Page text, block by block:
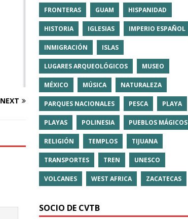
NEXT
FRONTERAS GUAM HISPANIDAD
HISTORIA IGLESIAS IMPERIO ESPAÑOL
INMIGRACIÓN ISLAS
LUGARES ARQUEOLÓGICOS MUSEO
MÉXICO MÚSICA NATURALEZA
PARQUES NACIONALES PESCA PLAYA
PLAYAS POLINESIA PUEBLOS MÁGICOS
RELIGIÓN TEMPLOS TIJUANA
TRANSPORTES TREN UNESCO
VOLCANES WEST AFRICA ZACATECAS
SOCIO DE CVTB